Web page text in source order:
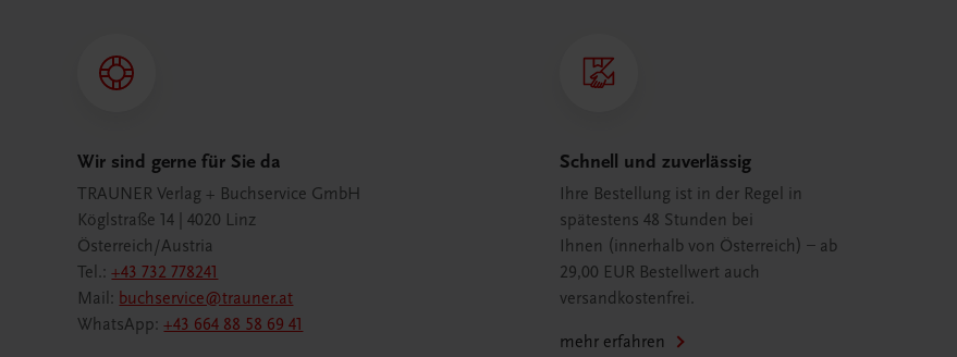
Wir sind gerne für Sie da
TRAUNER Verlag + Buchservice GmbH
Köglstraße 14 | 4020 Linz
Österreich/Austria
Tel.:+43 732 778241
Mail: buchservice@trauner.at
WhatsApp:+43 664 88 58 69 41
Schnell und zuverlässig
Ihre Bestellung ist in der Regel in
spätestens 48 Stunden bei
Ihnen (innerhalb von Österreich) – ab
29,00 EUR Bestellwert auch
versandkostenfrei.
mehr erfahren